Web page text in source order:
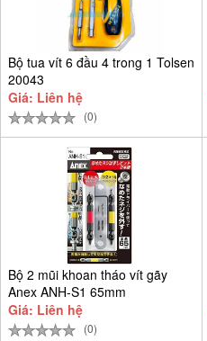
Bộ tua vít 6 đầu 4 trong 1 Tolsen
20043
Giá: Liên hệ
(0)
Bộ 2 mũi khoan tháo vít gãy
Anex ANH-S1 65mm
Giá: Liên hệ
(0)